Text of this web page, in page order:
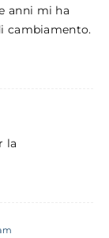
anni mi ha
cambiamento.
la